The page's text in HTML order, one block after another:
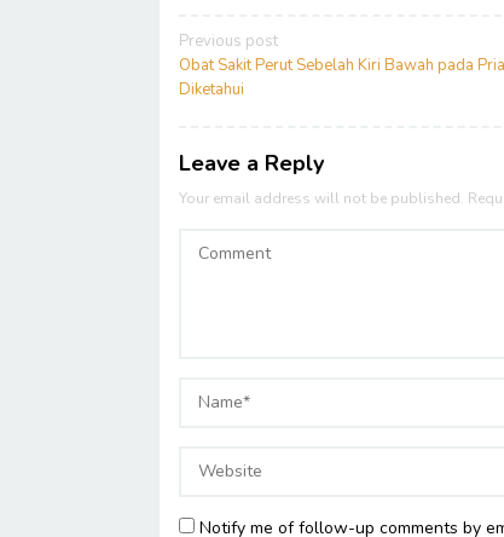
Post
navigation
Previous post
Obat Sakit Perut Sebelah Kiri Bawah pada
Diketahui
Leave a Reply
Your email address will not be published.
Notify me of follow-up comments by